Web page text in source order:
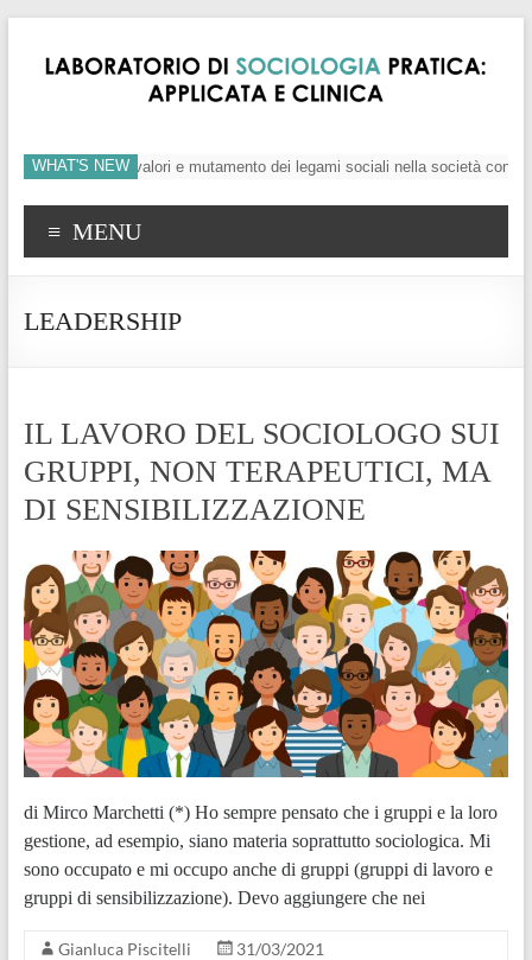
WHAT'S NEW
crisi dei valori e mutamento dei legami sociali nella società
MENU
LEADERSHIP
IL LAVORO DEL SOCIOLOGO SUI
GRUPPI, NON TERAPEUTICI, MA
DI SENSIBILIZZAZIONE
di Mirco Marchetti (*) Ho sempre pensato che i gruppi e la loro
gestione, ad esempio, siano materia soprattutto sociologica. Mi
sono occupato e mi occupo anche di gruppi (gruppi di lavoro e
gruppi di sensibilizzazione). Devo aggiungere che nei
Gianluca Piscitelli
31/03/2021